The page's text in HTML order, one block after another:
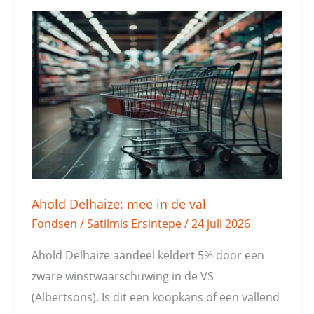
Ahold Delhaize: mee in de val
Fondsen /Satilmis Ersintepe/ 24 juli 2026
Ahold Delhaize aandeel keldert 5% door een
zware winstwaarschuwing in de VS
(Albertsons). Is dit een koopkans of een vallend
Ahold
Delhaize:
mee
in
de